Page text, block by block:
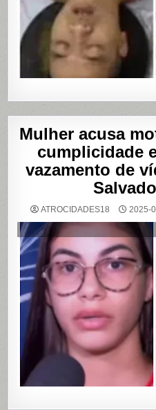
Mulher acusa
cumplicidade
vazamento de
ATROCIDADES18 2025-